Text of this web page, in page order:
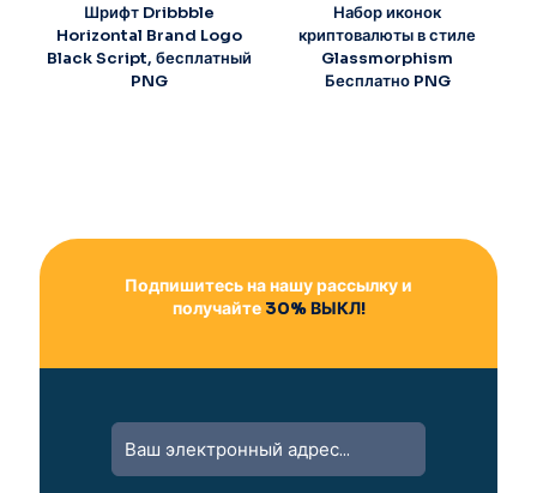
Шрифт Dribbble
Horizontal Brand Logo
Black Script, бесплатный
PNG
Набор иконок
криптовалюты в стиле
Glassmorphism
Бесплатно PNG
Подпишитесь на нашу рассылку и
получайте30% ВЫКЛ!